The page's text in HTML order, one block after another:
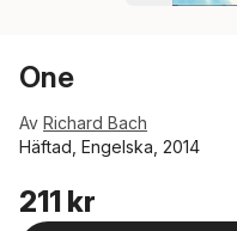
One
Av Richard Bach
Häftad, Engelska, 2014
211 kr